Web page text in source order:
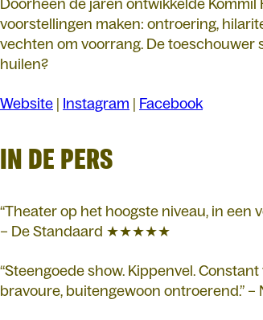
Doorheen de jaren ontwikkelde
voorstellingen maken: ontroering,
vechten om voorrang. De toeschouwer
huilen?
Website | Instagram | Facebook
IN DE PERS
“Theater op het hoogste niveau, in een
– De Standaard ★★★★★
“Steengoede show. Kippenvel.
bravoure, buitengewoon ontroerend.”